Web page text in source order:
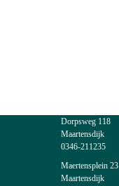
Dorpsweg 118
Maartensdijk
0346-211235
Maertensplein 23
Maartensdijk